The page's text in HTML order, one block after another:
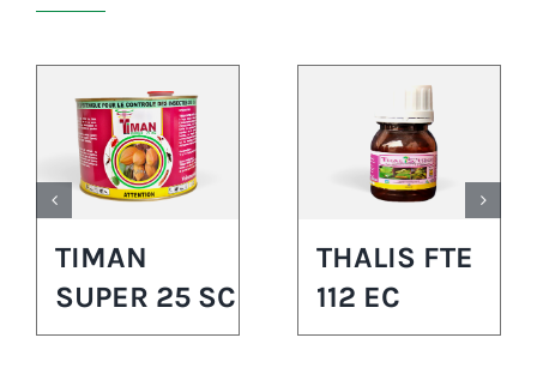
TIMAN
SUPER 25 SC
THALIS FTE
112 EC